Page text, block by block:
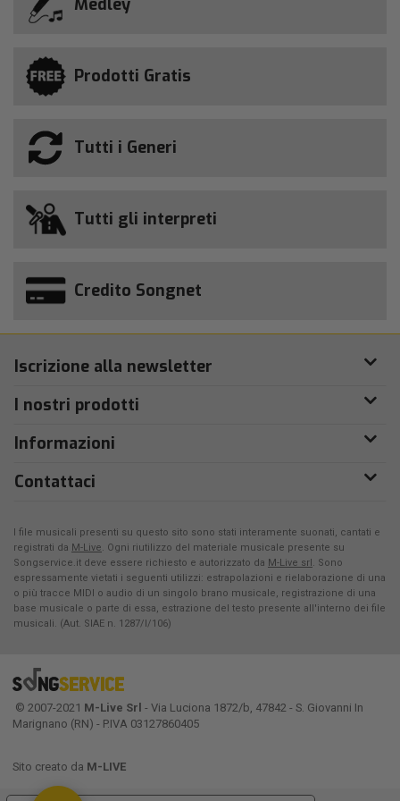
Prodotti Gratis
Tutti i Generi
Tutti gli interpreti
Credito Songnet
Iscrizione alla newsletter
I nostri prodotti
Informazioni
Contattaci
I file musicali presenti su questo sito sono stati interamente suonati, cantati e
registrati da M-Live. Ogni riutilizzo del materiale musicale presente su
Songservice.it deve essere richiesto e autorizzato da M-Live srl. Sono
espressamente vietati i seguenti utilizzi: estrapolazioni e rielaborazione di una
o più tracce MIDI o audio di un singolo brano musicale, registrazione di una
base musicale o parte di essa, estrazione del testo presente all'interno dei file
musicali. (Aut. SIAE n. 1287/I/106)
© 2007-2021 M-Live Srl - Via Luciona 1872/b, 47842 - S. Giovanni In
Marignano (RN) - P.IVA 03127860405
Sito creato da M-LIVE